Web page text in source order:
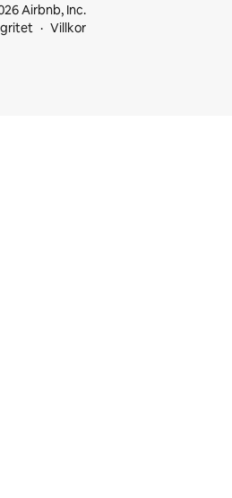
Airbnb, Inc.
Villkor